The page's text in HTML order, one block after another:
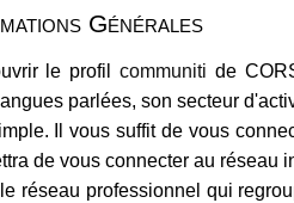
Générales
le profilcommuniti de
parlées, son secteur
Il vous suffit de vous
de vous connecter au réseau
réseau professionnel qui